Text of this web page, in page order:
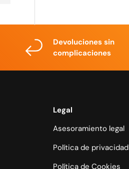
Devoluciones sin
complicaciones
Legal
Asesoramiento legal
Política de privacidad
Política de Cookies